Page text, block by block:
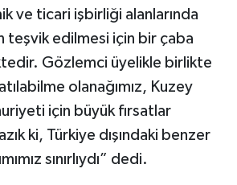
ve ticari işbirliği alanlarında
teşvik edilmesi için bir çaba
Gözlemci üyelikle birlikte
olanağımız, Kuzey
için büyük fırsatlar
ki, Türkiye dışındaki benzer
sınırlıydı” dedi.